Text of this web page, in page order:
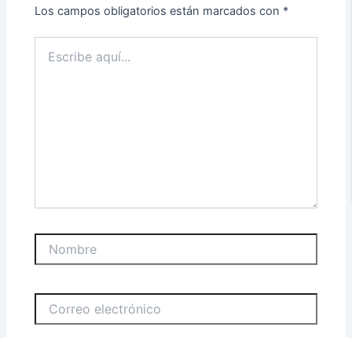
Los campos obligatorios están marcados con *
aquí...
electrónico